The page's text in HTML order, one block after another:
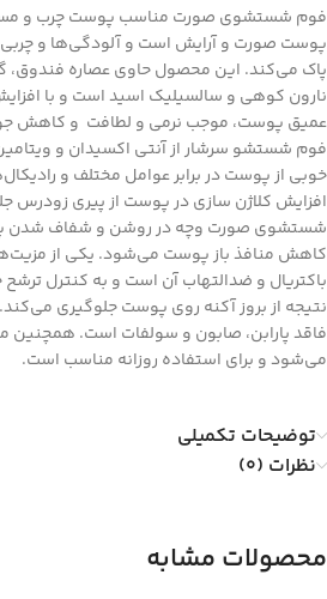
فوم شستشوی صورت مناسب پوست چرب و
پوست صورت و آرایش است و آلودگی‌ها و
پاک می‌کند. این محصول حاوی عصاره فندوق،
نارون کوهی و سالسیلیک اسید است و با
عمیق پوست، موجب نرمی و لطافت و
خوبی از پوست در برابر عوامل مختلف و
افزایش کلاژن سازی در پوست از پیری زودرس
شستشوی صورت وچه در روشن و شفاف شدن
کاهش منافذ باز پوست می‌شود. یکی از
باکتریال و ضدالتهاب آن است و به کنترل
نتیجه از بروز آکنه روی پوست جلوگیری
می‌شود و برای استفاده روزانه مناسب است.
توضیحات تکمیلی
نظرات (0)
محصولات مشابه